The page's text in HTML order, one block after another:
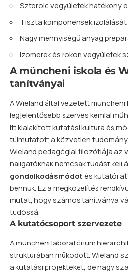
Szteroid vegyületek hatékony
Tiszta komponensek izolálását
Nagy mennyiségű anyag
Izomerek és rokon vegyületek
A müncheni iskola és
tanítványai
A Wieland által vezetett
legjelentősebb szerves kémiai
itt kialakított kutatási kultúra és
túlmutatott a közvetlen
Wieland pedagógiai filozófiája az
hallgatóknak nemcsak tudást kell
gondolkodásmódotés kutatói
bennük. Ez a megközelítés
mutat, hogy számos tanítványa
tudóssá.
A kutatócsoport szervezete
A müncheni laboratórium
struktúrában működött. Wieland
a kutatási projekteket, de nagy